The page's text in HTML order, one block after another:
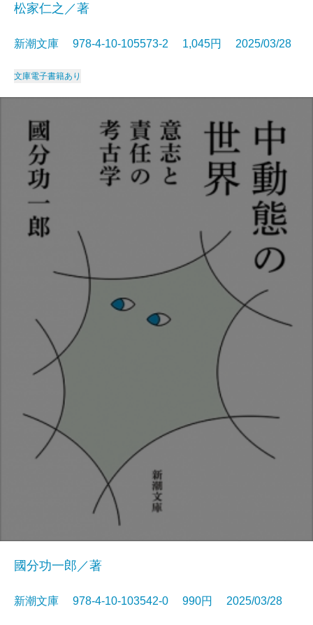
松家仁之／著
新潮文庫 978-4-10-105573-2 1,045円 2025/03/28
文庫電子書籍あり
國分功一郎／著
新潮文庫 978-4-10-103542-0 990円 2025/03/28